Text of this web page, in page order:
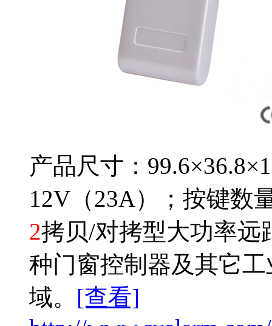
产品尺寸：
12V（23A）；按键数
2拷贝/对拷型大功率远
种门窗控制器及其它
域。 [查看]